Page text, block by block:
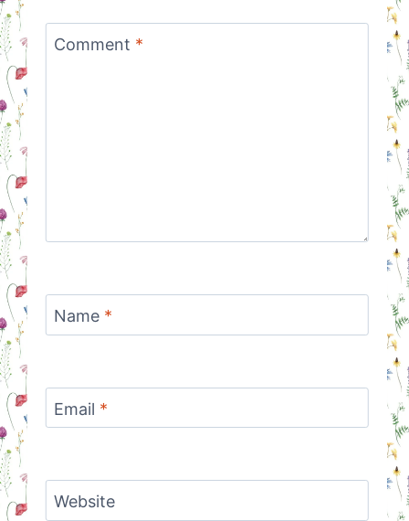
Comment *
Name *
Email *
Website